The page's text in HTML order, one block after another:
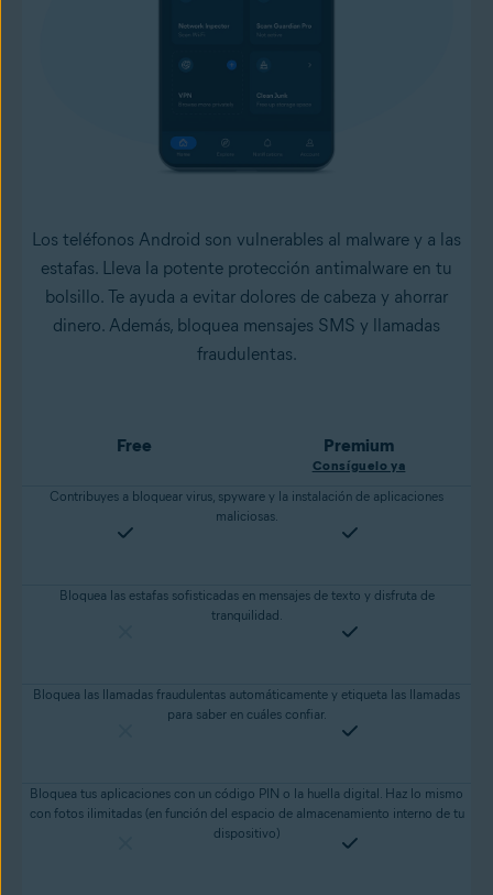
Los teléfonos Android son vulnerables al malware y a las
estafas. Lleva la potente protección antimalware en tu
bolsillo. Te ayuda a evitar dolores de cabeza y ahorrar
dinero. Además, bloquea mensajes SMS y llamadas
fraudulentas.
Free Premium
Consíguelo ya
Contribuyes a bloquear virus, spyware y la instalación de aplicaciones
maliciosas.
Bloquea las estafas sofisticadas en mensajes de texto y disfruta de
tranquilidad.
Bloquea las llamadas fraudulentas automáticamente y etiqueta las llamadas
para saber en cuáles confiar.
Bloquea tus aplicaciones con un código PIN o la huella digital. Haz lo mismo
con fotos ilimitadas (en función del espacio de almacenamiento interno de tu
dispositivo)